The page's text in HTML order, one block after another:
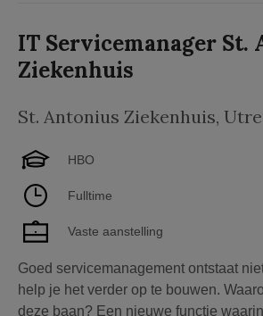
IT Servicemanager St.
Ziekenhuis
St. Antonius Ziekenhuis,
HBO
Fulltime
Vaste aanstelling
Goed servicemanagement ontstaat
help je het verder op te bouwen.
deze baan? Een nieuwe functie